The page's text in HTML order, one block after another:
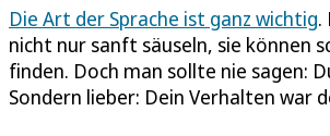
Die Art der Sprache ist ganz wichtig.
nicht nur sanft säuseln, sie können
finden. Doch man sollte nie sagen:
Sondern lieber: Dein Verhalten war